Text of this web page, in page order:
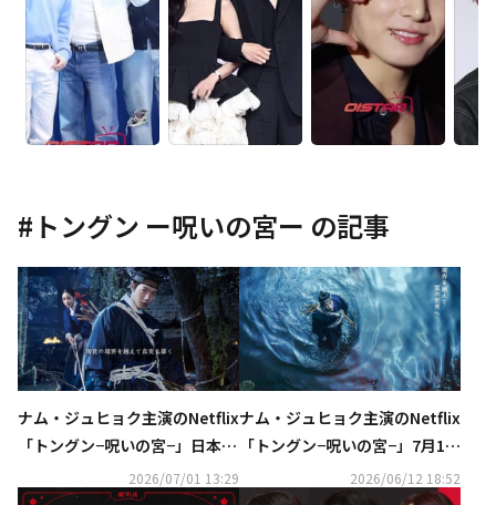
# トングン ー呪いの宮ー の記事
ナム・ジュヒョク主演のNetflix
「トングン−呪いの宮−」日本版
本予告映像＆キーアート解禁！
2026/07/01 13:29
ナム・ジュヒョク主演のNetflix
「トングン−呪いの宮−」7月17
日より独占配信スタート
2026/06/12 18:52